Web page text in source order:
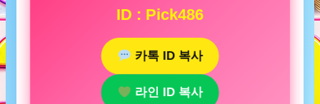
ID : Pick486
카톡 ID 복사
라인 ID 복사